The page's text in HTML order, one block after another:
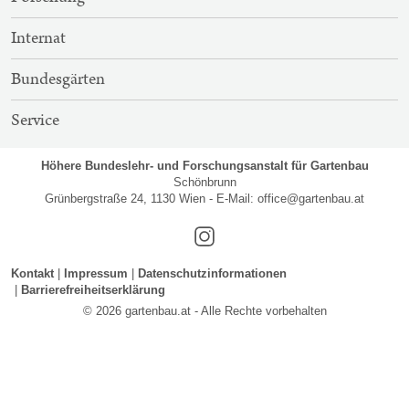
Internat
Bundesgärten
Service
Höhere Bundeslehr- und Forschungsanstalt für Gartenbau
Schönbrunn
Grünbergstraße 24, 1130 Wien - E-Mail: office@gartenbau.at
Instagram
Kontakt Impressum
Datenschutzinformationen
Barrierefreiheitserklärung
© 2026 gartenbau.at - Alle Rechte vorbehalten